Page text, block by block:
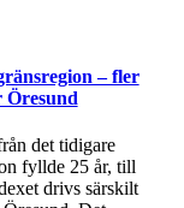
– fler
Öresund
det tidigare
fyllde 25 år, till
drivs särskilt